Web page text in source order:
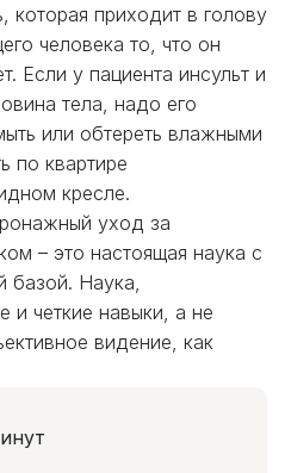
которая приходит в голову
человека то, что он
Если у пациента инсульт и
тела, надо его
или обтереть влажными
по квартире
кресле.
уход за
– это настоящая наука с
базой. Наука,
и четкие навыки, а не
видение, как